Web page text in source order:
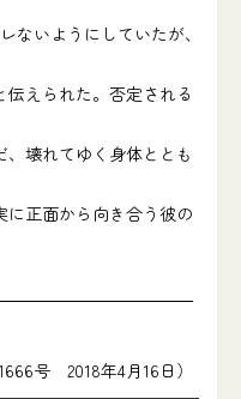
ないようにしていたが､
えられた。否定される
壊れてゆく身体ととも
正面から向き合う彼の
号 2018年4月16日）